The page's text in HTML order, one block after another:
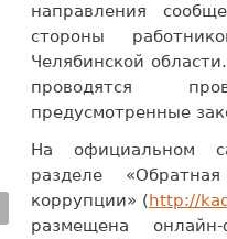
направления
стороны
Челябинской
проводятся
предусмотренные
На официальном
разделе
коррупции» (http://
размещена